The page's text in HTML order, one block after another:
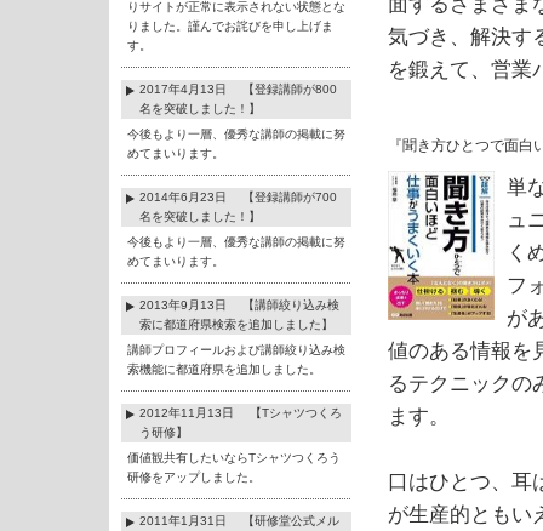
りサイトが正常に表示されない状態とな
りました。謹んでお詫びを申し上げま
す。
2017年4月13日 【登録講師が800
名を突破しました！】
今後もより一層、優秀な講師の掲載に努
めてまいります。
2014年6月23日 【登録講師が700
名を突破しました！】
今後もより一層、優秀な講師の掲載に努
めてまいります。
2013年9月13日 【講師絞り込み検
索に都道府県検索を追加しました】
講師プロフィールおよび講師絞り込み検
索機能に都道府県を追加しました。
2012年11月13日 【Tシャツつくろ
う研修】
価値観共有したいならTシャツつくろう
研修をアップしました。
2011年1月31日 【研修堂公式メル
気づき、解決す
を鍛えて、営業
『聞き方ひとつで面
単
ュ
く
フ
が
値のある情報を
るテクニックの
ます。
口はひとつ、耳
が生産的ともい